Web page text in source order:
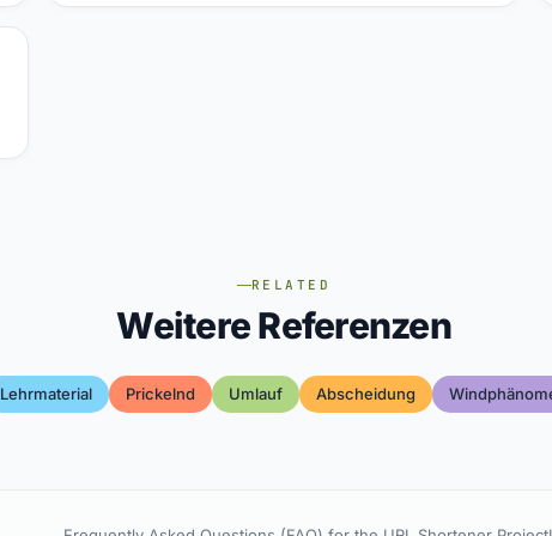
RELATED
Weitere Referenzen
Lehrmaterial Prickelnd Umlauf Abscheidung